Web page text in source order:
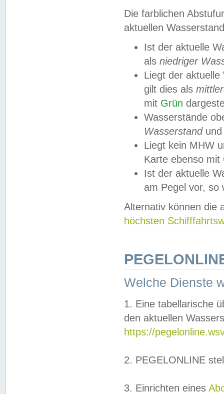
Die farblichen
aktuellen
Ist der aktuelle
als niedriger
Liegt der
gilt dies als
mit Grün
Wasserstände
Wasserstandund
Liegt kein MHW
Karte ebenso mit
Ist der aktuelle
am Pegel vor,
Alternativ können die
höchsten
Welche Dienste
1. Eine tabellarische
den aktuellen
https://
2. PEGELONLINE
3. Einrichten eines